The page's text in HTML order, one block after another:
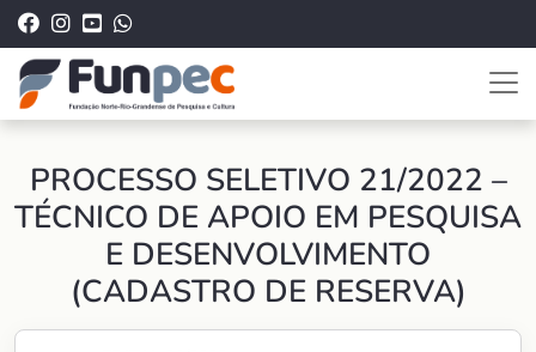
PROCESSO SELETIVO 21/2022 –
TÉCNICO DE APOIO EM PESQUISA
E DESENVOLVIMENTO
(CADASTRO DE RESERVA)